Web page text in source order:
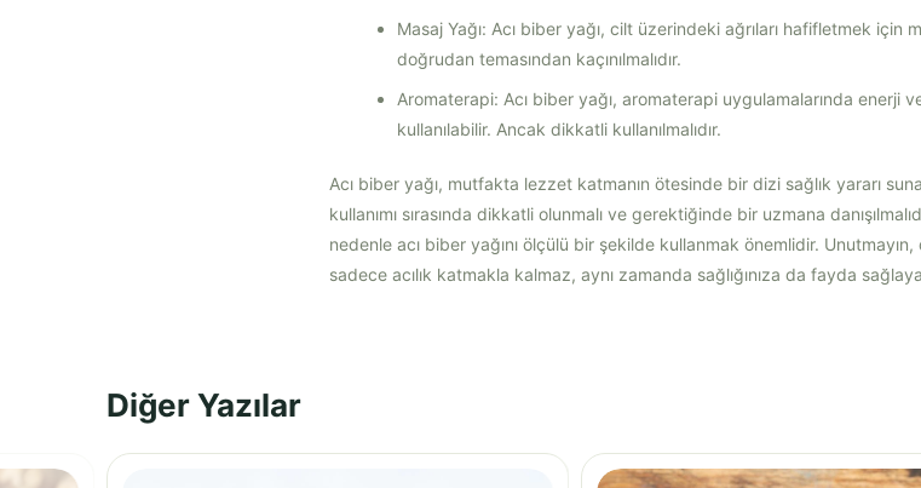
Masaj Yağı: Acı biber yağı, cilt üzerindeki ağrıları hafifletmek için
doğrudan temasından kaçınılmalıdır.
Aromaterapi: Acı biber yağı, aromaterapi uygulamalarında enerji
kullanılabilir. Ancak dikkatli kullanılmalıdır.
Acı biber yağı, mutfakta lezzet katmanın ötesinde bir dizi sağlık yararı
kullanımı sırasında dikkatli olunmalı ve gerektiğinde bir uzmana
nedenle acı biber yağını ölçülü bir şekilde kullanmak önemlidir.
sadece acılık katmakla kalmaz, aynı zamanda sağlığınıza da fayda
Diğer Yazılar